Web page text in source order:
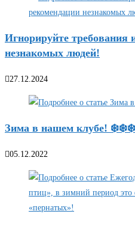
Игнорируйте требования
незнакомых людей!
27.12.2024
Зима в нашем клубе! ❄️❄️❄️
05.12.2022